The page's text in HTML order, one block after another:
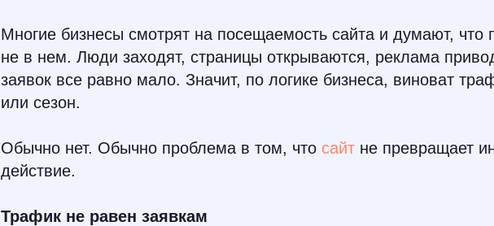
Многие бизнесы смотрят на посещаемость сайта и думают, что
не в нем. Люди заходят, страницы открываются, реклама
заявок все равно мало. Значит, по логике бизнеса, виноват
или сезон.
Обычно нет. Обычно проблема в том, что сайт не превращает
действие.
Трафик не равен заявкам